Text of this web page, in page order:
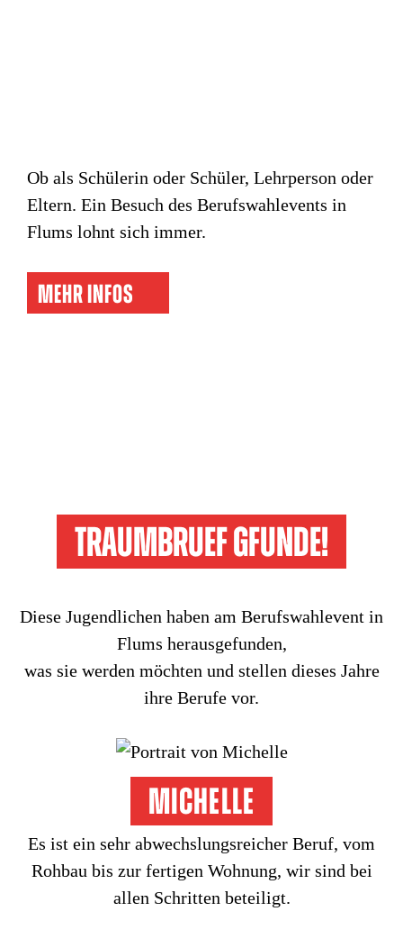
Ob als Schülerin oder Schüler, Lehrperson oder
Eltern. Ein Besuch des Berufswahlevents in
Flums lohnt sich immer.
MEHR INFOS
Traumbruef gfunde!
Diese Jugendlichen haben am Berufswahlevent in
Flums herausgefunden,
was sie werden möchten und stellen dieses Jahre
ihre Berufe vor.
Michelle
Es ist ein sehr abwechslungsreicher Beruf, vom
Rohbau bis zur fertigen Wohnung, wir sind bei
allen Schritten beteiligt.